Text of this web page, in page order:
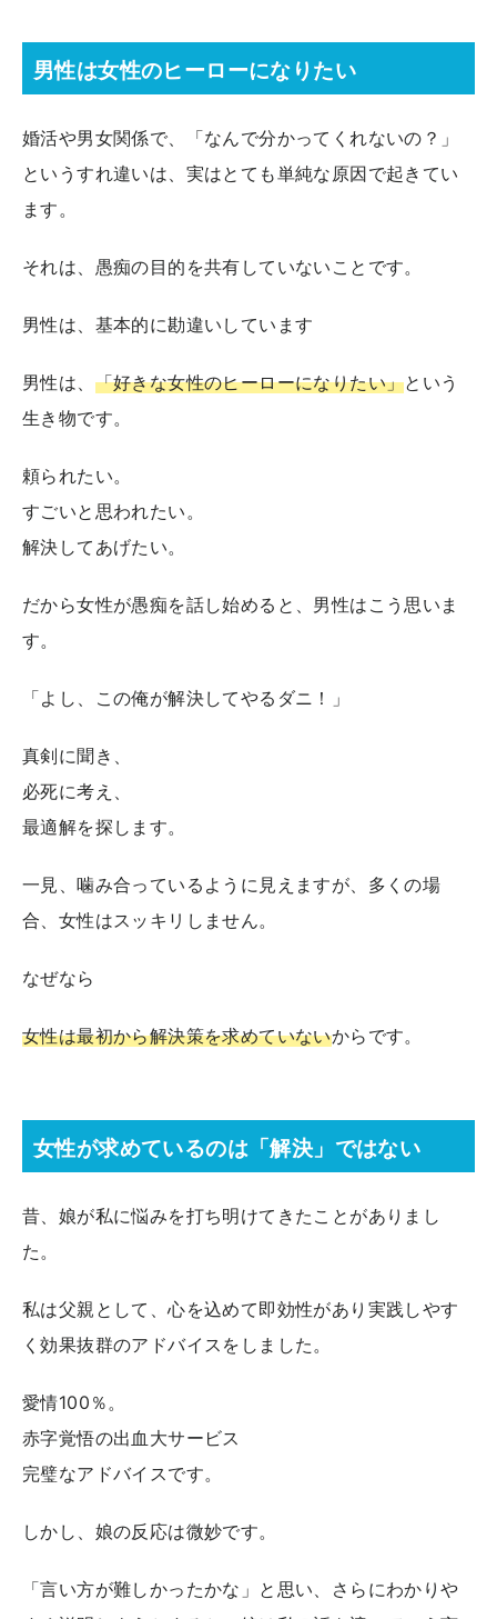
男性は女性のヒーローになりたい
婚活や男女関係で、「なんで分かってくれないの？」
というすれ違いは、実はとても単純な原因で起きてい
ます。
それは、愚痴の目的を共有していないことです。
男性は、基本的に勘違いしています
男性は、 「好きな女性のヒーローになりたい」という
生き物です。
頼られたい。
すごいと思われたい。
解決してあげたい。
だから女性が愚痴を話し始めると、男性はこう思いま
す。
「よし、この俺が解決してやるダニ！」
真剣に聞き、
必死に考え、
最適解を探します。
一見、噛み合っているように見えますが、多くの場
合、女性はスッキリしません。
なぜなら
女性は最初から解決策を求めていないからです。
女性が求めているのは「解決」ではない
昔、娘が私に悩みを打ち明けてきたことがありまし
た。
私は父親として、心を込めて即効性があり実践しやす
く効果抜群のアドバイスをしました。
愛情100％。
赤字覚悟の出血大サービス
完璧なアドバイスです。
しかし、娘の反応は微妙です。
「言い方が難しかったかな」と思い、さらにわかりや